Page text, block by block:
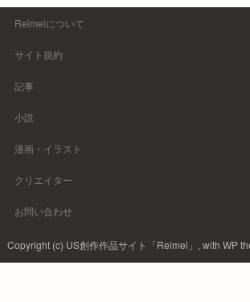
Reimeiについて
サイト規約
記事
小説
漫画・イラスト
クリエイター
お問い合わせ
Copyright (c) US創作作品サイト「Reimei」, with WP